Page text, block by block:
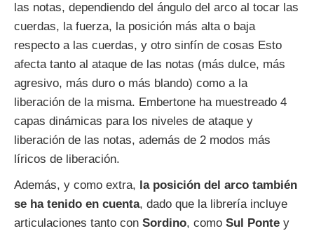
las notas, dependiendo del ángulo del arco al tocar las
cuerdas, la fuerza, la posición más alta o baja
respecto a las cuerdas, y otro sinfín de cosas Esto
afecta tanto al ataque de las notas (más dulce, más
agresivo, más duro o más blando) como a la
liberación de la misma. Embertone ha muestreado 4
capas dinámicas para los niveles de ataque y
liberación de las notas, además de 2 modos más
líricos de liberación.
Además, y como extra, la posición del arco también
se ha tenido en cuenta, dado que la librería incluye
articulaciones tanto con Sordino, como Sul Ponte y